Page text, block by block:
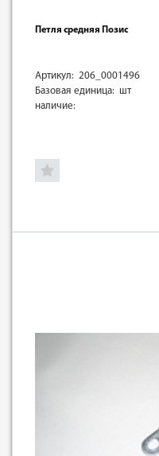
Петля средняя Позис
Артикул: 206_0001496
Базовая единица: шт
наличие: